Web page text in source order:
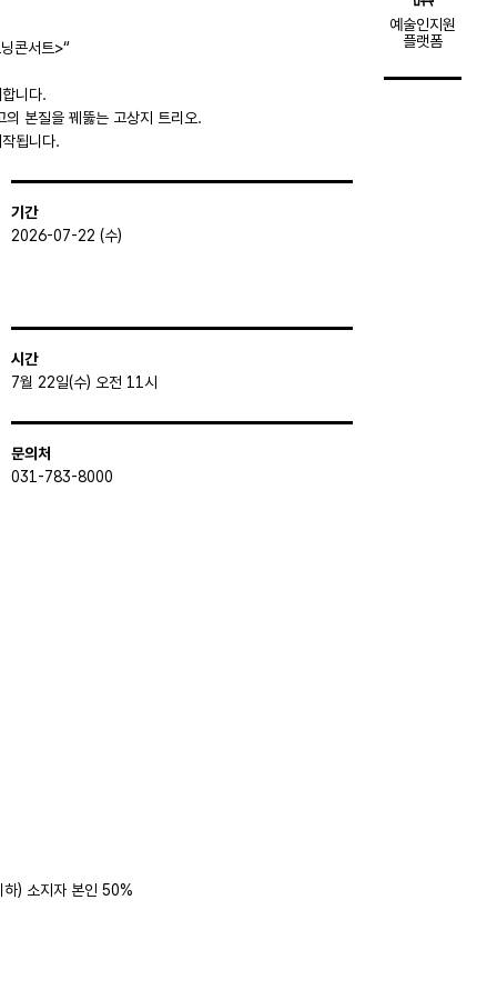
콘서트>“
니다.
본질을 꿰뚫는 고상지 트리오.
됩니다.
기간
2026-07-22 (수)
시간
7월 22일(수) 오전 11시
문의처
031-783-8000
) 소지자 본인 50%
예술인지원
플랫폼